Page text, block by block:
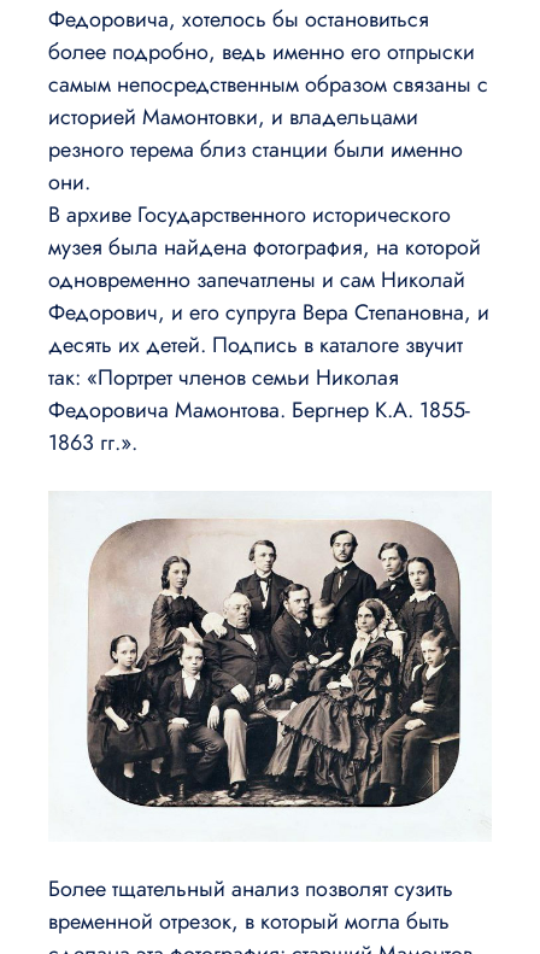
Федоровича, хотелось бы остановиться
более подробно, ведь именно его отпрыски
самым непосредственным образом связаны с
историей Мамонтовки, и владельцами
резного терема близ станции были именно
они.
В архиве Государственного исторического
музея была найдена фотография, на которой
одновременно запечатлены и сам Николай
Федорович, и его супруга Вера Степановна, и
десять их детей. Подпись в каталоге звучит
так: «Портрет членов семьи Николая
Федоровича Мамонтова. Бергнер К.А. 1855-
1863 гг.».
Более тщательный анализ позволят сузить
временной отрезок, в который могла быть